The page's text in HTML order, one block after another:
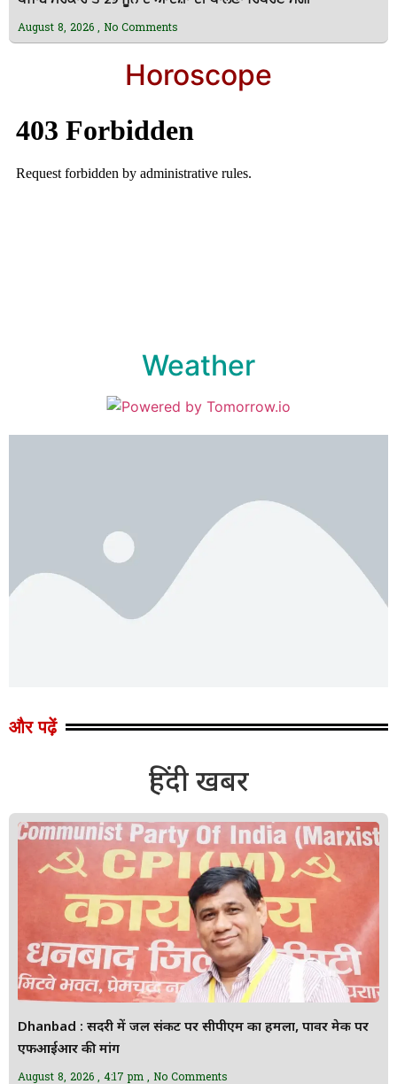
August 8, 2026 No Comments
Horoscope
Weather
और पढ़ें
हिंदी खबर
Dhanbad : सिंदरी में जल संकट पर सीपीएम का हमला, पावर मेक पर
एफआईआर की मांग
August 8, 2026 4:17 pm No Comments